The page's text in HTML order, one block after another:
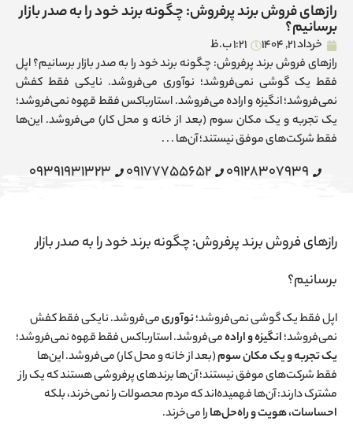
رازهای فروش برند پرفروش: چگونه برند خود را به صدر بازار
برسانیم؟
خرداد 21, 1404
1:21 ب.ظ
رازهای فروش برند پرفروش: چگونه برند خود را به صدر بازار برسانیم؟ اپل
فقط یک گوشی نمی‌فروشد؛ نوآوری می‌فروشد. نایکی فقط کفش
نمی‌فروشد؛ انگیزه و اراده می‌فروشد. استارباکس فقط قهوه نمی‌فروشد؛
یک تجربه و یک مکان سوم (بعد از خانه و محل کار) می‌فروشد. این‌ها
فقط شرکت‌های موفق نیستند؛ آن‌ها . . .
09128307939
09177755652
09391931323
رازهای فروش برند پرفروش: چگونه برند خود را به صدر بازار
برسانیم؟
اپل فقط یک گوشی نمی‌فروشد؛نوآوریمی‌فروشد. نایکی فقط کفش
نمی‌فروشد؛انگیزه و ارادهمی‌فروشد. استارباکس فقط قهوه نمی‌فروشد؛
یک تجربه و یک مکان سوم(بعد از خانه و محل کار) می‌فروشد. این‌ها
فقط شرکت‌های موفق نیستند؛ آن‌ها برندهای پرفروشی هستند که یک راز
مشترک دارند: آن‌ها فهمیده‌اند که مردم محصولات را نمی‌خرند، بلکه
احساسات، هویت و راه‌حل‌هارا می‌خرند.